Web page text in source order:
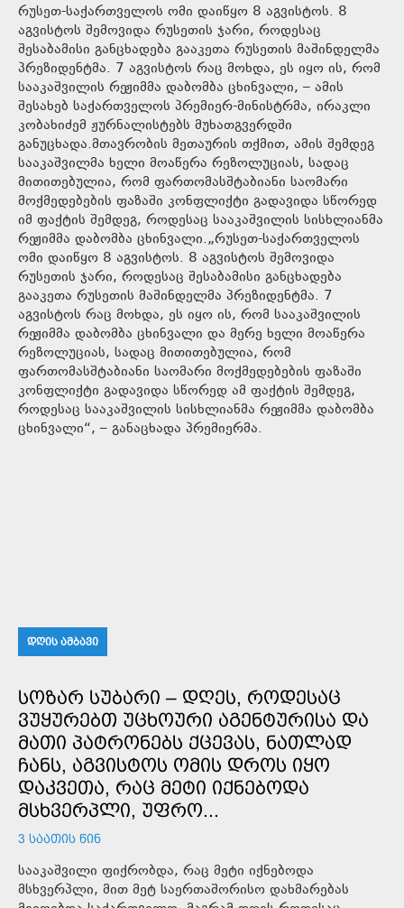
რუსეთ-საქართველოს ომი დაიწყო 8 აგვისტოს. 8
აგვისტოს შემოვიდა რუსეთის ჯარი, როდესაც
შესაბამისი განცხადება გააკეთა რუსეთის მაშინდელმა
პრეზიდენტმა. 7 აგვისტოს რაც მოხდა, ეს იყო ის, რომ
სააკაშვილის რეჟიმმა დაბომბა ცხინვალი, – ამის
შესახებ საქართველოს პრემიერ-მინისტრმა, ირაკლი
კობახიძემ ჟურნალისტებს მუხათგვერდში
განუცხადა.მთავრობის მეთაურის თქმით, ამის შემდეგ
სააკაშვილმა ხელი მოაწერა რეზოლუციას, სადაც
მითითებულია, რომ ფართომასშტაბიანი საომარი
მოქმედებების ფაზაში კონფლიქტი გადავიდა სწორედ
იმ ფაქტის შემდეგ, როდესაც სააკაშვილის სისხლიანმა
რეჟიმმა დაბომბა ცხინვალი.„რუსეთ-საქართველოს
ომი დაიწყო 8 აგვისტოს. 8 აგვისტოს შემოვიდა
რუსეთის ჯარი, როდესაც შესაბამისი განცხადება
გააკეთა რუსეთის მაშინდელმა პრეზიდენტმა. 7
აგვისტოს რაც მოხდა, ეს იყო ის, რომ სააკაშვილის
რეჟიმმა დაბომბა ცხინვალი და მერე ხელი მოაწერა
რეზოლუციას, სადაც მითითებულია, რომ
ფართომასშტაბიანი საომარი მოქმედებების ფაზაში
კონფლიქტი გადავიდა სწორედ ამ ფაქტის შემდეგ,
როდესაც სააკაშვილის სისხლიანმა რეჟიმმა დაბომბა
ცხინვალი“, – განაცხადა პრემიერმა.
ᲓᲦᲘᲡ ᲐᲛᲑᲐᲕᲘ
ᲡᲝᲖᲐᲠ ᲡᲣᲑᲐᲠᲘ – ᲓᲦᲔᲡ, ᲠᲝᲓᲔᲡᲐᲪ
ᲕᲣᲧᲣᲠᲔᲑᲗ ᲣᲪᲮᲝᲣᲠᲘ ᲐᲒᲔᲜᲢᲣᲠᲘᲡᲐ ᲓᲐ
ᲛᲐᲗᲘ ᲞᲐᲢᲠᲝᲜᲔᲑᲡ ᲥᲪᲔᲕᲐᲡ, ᲜᲐᲗᲚᲐᲓ
ᲩᲐᲜᲡ, ᲐᲒᲕᲘᲡᲢᲝᲡ ᲝᲛᲘᲡ ᲓᲠᲝᲡ ᲘᲧᲝ
ᲓᲐᲙᲕᲔᲗᲐ, ᲠᲐᲪ ᲛᲔᲢᲘ ᲘᲥᲜᲔᲑᲝᲓᲐ
ᲛᲡᲮᲕᲔᲠᲞᲚᲘ, ᲣᲤᲠᲝ...
3 ᲡᲐᲐᲗᲘᲡ ᲬᲘᲜ
სააკაშვილი ფიქრობდა, რაც მეტი იქნებოდა
მსხვერპლი, მით მეტ საერთაშორისო დახმარებას